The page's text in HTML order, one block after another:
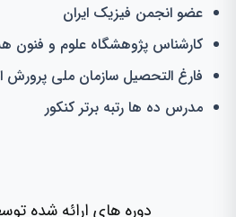
عضو انجمن فیزیک ایران
کارشناس پژوهشگاه علوم و فنون
فارغ التحصیل سازمان ملی
مدرس ده ها رتبه برتر کنکور
دوره های ارائه شده